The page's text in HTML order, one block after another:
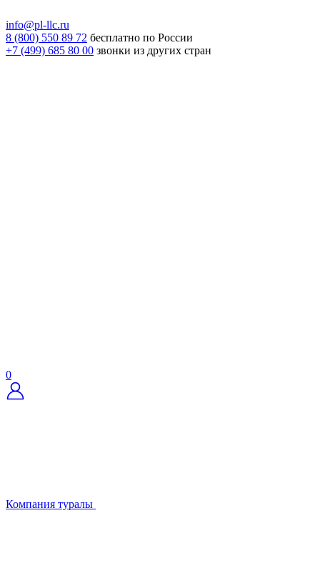
info@pl-llc.ru
8 (800) 550 89 72 бесплатно по России
+7 (499) 685 80 00 звонки из других стран
0
Компания туралы